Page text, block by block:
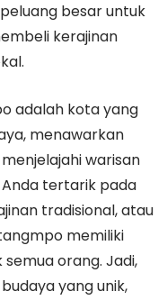
besar untuk
kerajinan
adalah kota yang
menawarkan
warisan
Anda tertarik pada
tradisional, atau
memiliki
orang. Jadi,
yang unik,